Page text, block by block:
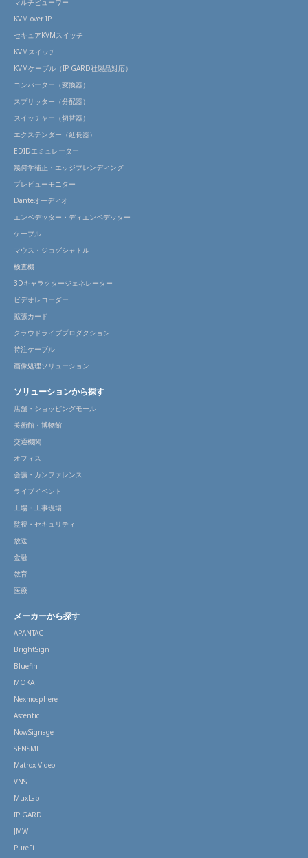
マルチビューワー
KVM over IP
セキュアKVMスイッチ
KVMスイッチ
KVMケーブル（IP GARD社製品対応）
コンバーター（変換器）
スプリッター（分配器）
スイッチャー（切替器）
エクステンダー（延長器）
EDIDエミュレーター
幾何学補正・エッジブレンディング
プレビューモニター
Danteオーディオ
エンベデッター・ディエンベデッター
ケーブル
マウス・ジョグシャトル
検査機
3Dキャラクタージェネレーター
ビデオレコーダー
拡張カード
クラウドライブプロダクション
特注ケーブル
画像処理ソリューション
ソリューションから探す
店舗・ショッピングモール
美術館・博物館
交通機関
オフィス
会議・カンファレンス
ライブイベント
工場・工事現場
監視・セキュリティ
放送
金融
教育
医療
メーカーから探す
APANTAC
BrightSign
Bluefin
MOKA
Nexmosphere
Ascentic
NowSignage
SENSMI
Matrox Video
VNS
MuxLab
IP GARD
JMW
PureFi